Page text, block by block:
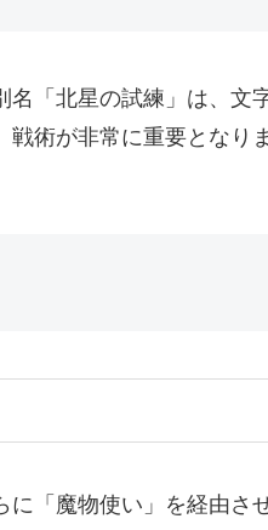
名「北星の試練」は、
術が非常に重要となり
に「魔物使い」を経由さ